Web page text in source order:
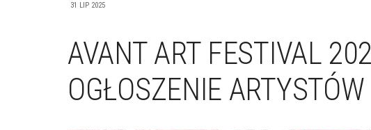
31 LIP 2025
AVANT ART FESTIVAL
OGŁOSZENIE